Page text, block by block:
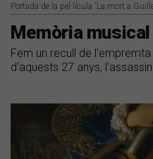
Portada de la pel·lícula 'La mort a
Memòria
Fem un recull de
d'aquests 27 anys,